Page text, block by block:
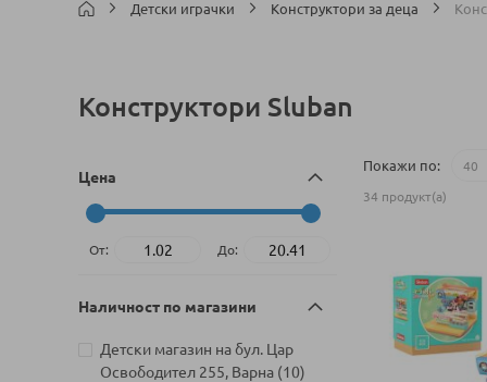
Детски играчки Конструктори за деца
Конструктори Sluban
Покажи по
34 продукт(а)
Цена
От: До:
Наличност по магазини
Детски магазин на бул. Цар
Освободител 255, Варна 10
артикули